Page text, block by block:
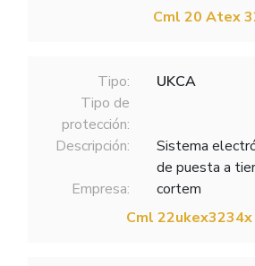
Cml 20 Atex
Tipo:
UKCA
Tipo de
protección:
Descripción:
Sistema
de puesta a
Empresa:
cortem
Cml 22ukex3234x